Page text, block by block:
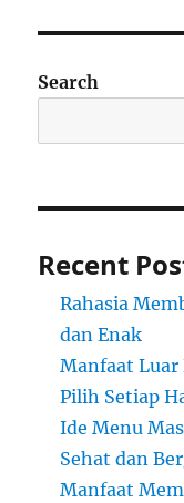
Search
Recent
Rahasia
dan Enak
Manfaat Luar
Pilih Setiap
Ide Menu
Sehat dan
Manfaat